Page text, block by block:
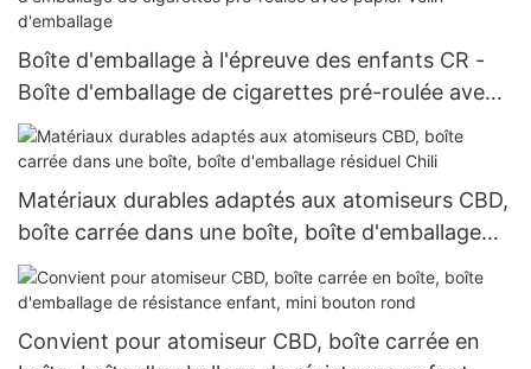
Boîte d'emballage à l'épreuve des enfants CR -
Boîte d'emballage de cigarettes pré-roulée avec
papier vélin d'emballage
Matériaux durables adaptés aux atomiseurs CBD,
boîte carrée dans une boîte, boîte d'emballage
résiduel Chili
Convient pour atomiseur CBD, boîte carrée en